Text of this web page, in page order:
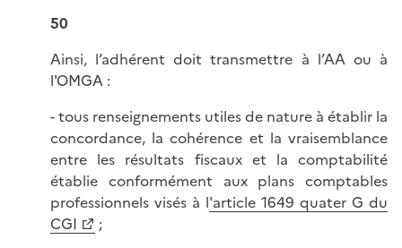
50
Ainsi, l’adhérent doit transmettre à l’AA ou à
l'OMGA :
- tous renseignements utiles de nature à établir la
concordance, la cohérence et la vraisemblance
entre les résultats fiscaux et la comptabilité
établie conformément aux plans comptables
professionnels visés à l'article 1649 quater G du
CGI
;